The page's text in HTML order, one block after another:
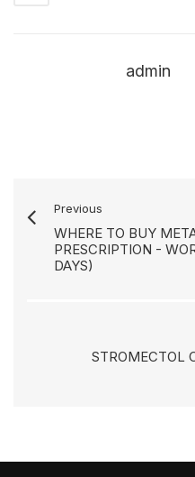
admin
Previous
WHERE TO BUY
PRESCRIPTION -
DAYS)
STROMECTOL